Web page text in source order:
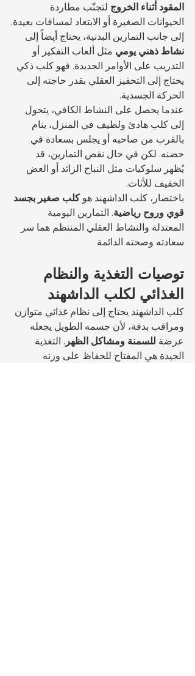
المقود أثناء الخروج لتجنّب مطاردة
الحيوانات الصغيرة أو الابتعاد لمسافات بعيدة.
إلى جانب التمارين البدنية، يحتاج أيضاً إلى
نشاط ذهني يومي مثل ألعاب التفكير أو
التدريب على الأوامر الجديدة. فهو كلب ذكي
يحتاج إلى التحفيز العقلي بقدر حاجته إلى
الحركة الجسدية.
عندما يحصل على النشاط الكافي، يتحول
إلى كلب هادئ ولطيف في المنزل، ينام
بالقرب من صاحبه أو يجلس بسعادة في
حضنه. لكن في حال نقص التمارين، قد
يُظهر سلوكيات مثل النباح الزائد أو العض
الخفيف للأثاث.
باختصار، كلب الداشهند هو كلب صغير بجسد
قوي وروح رياضية. التمارين اليومية
المعتدلة والنشاط العقلي المنتظم هما سر
سعادته وصحته الدائمة
توصيات التغذية والنظام
الغذائي لكلب الداشهند
كلب الداشهند يحتاج إلى نظام غذائي متوازن
ومراقب بدقة، لأن جسمه الطويل يجعله
عرضة للسمنة ومشاكل الظهر . التغذية
الجيدة هي المفتاح للحفاظ على وزنه